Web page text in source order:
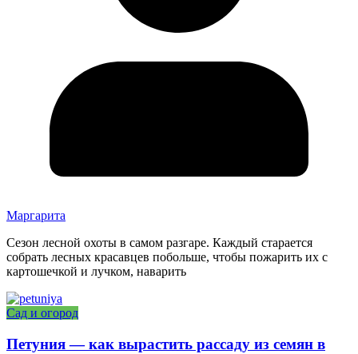
Маргарита
Сезон лесной охоты в самом разгаре. Каждый старается
собрать лесных красавцев побольше, чтобы пожарить их с
картошечкой и лучком, наварить
Сад и огород
Петуния — как вырастить рассаду из семян в